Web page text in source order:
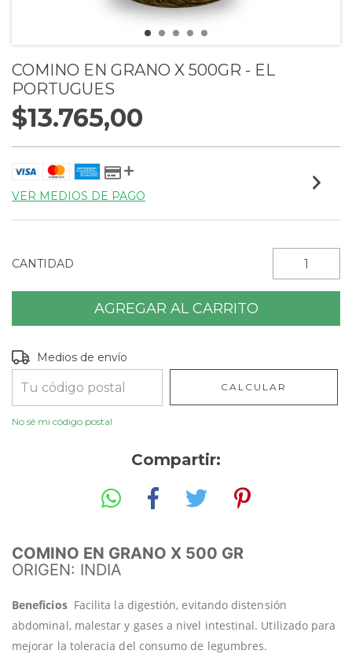
COMINO EN GRANO X 500GR - EL
PORTUGUES
$13.765,00
VER MEDIOS DE PAGO
CANTIDAD
Entregas para el CP:
Medios de envío
CALCULAR
No sé mi código postal
Compartir:
COMINO EN GRANO X 500 GR
ORIGEN: INDIA
Beneficios Facilita la digestión, evitando distensión
abdominal, malestar y gases a nivel intestinal. Utilizado para
mejorar la toleracia del consumo de legumbres.